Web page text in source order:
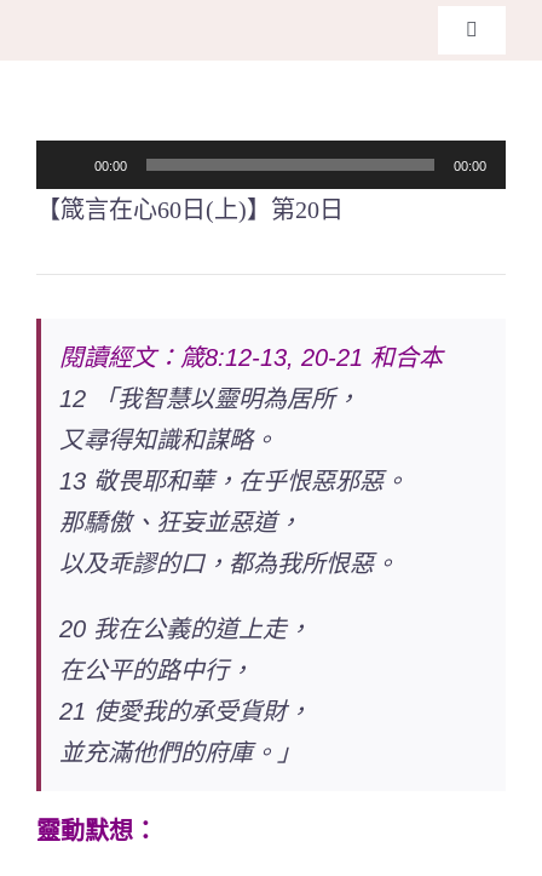
關於我
訊
放
器
00:00 00:00
【箴言在心60日(上)】第20日
閱讀經文：箴8:12-13, 20-21 和合本
12 「我智慧以靈明為居所，
又尋得知識和謀略。
13 敬畏耶和華，在乎恨惡邪惡。
那驕傲、狂妄並惡道，
以及乖謬的口，都為我所恨惡。
20 我在公義的道上走，
在公平的路中行，
21 使愛我的承受貨財，
並充滿他們的府庫。」
靈動默想：